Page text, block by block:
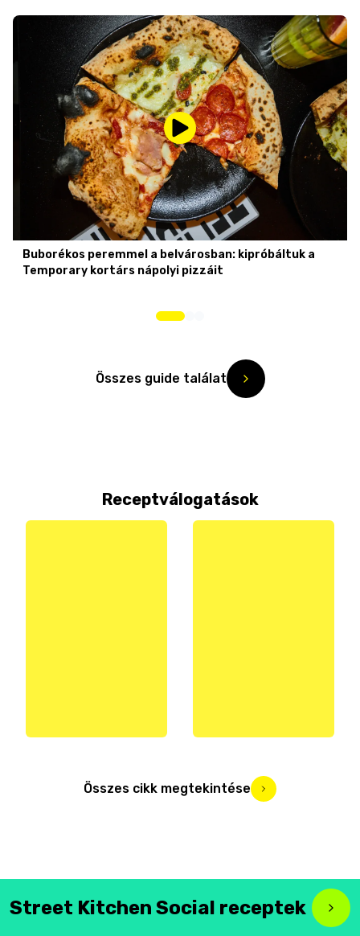
Buborékos peremmel a belvárosban: kipróbáltuk a
Temporary kortárs nápolyi pizzáit
Összes guide találat
Receptválogatások
Összes cikk megtekintése
Street Kitchen Social receptek